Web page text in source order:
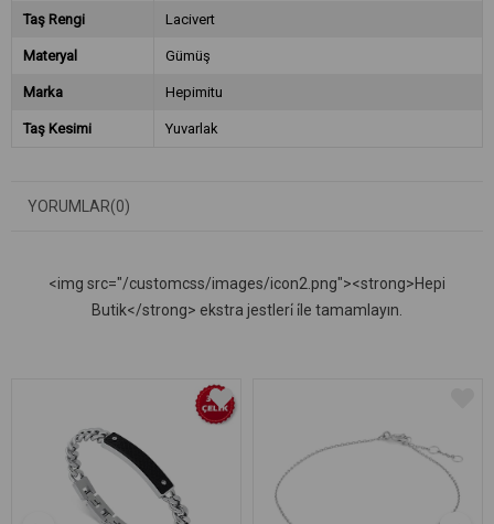
Taş Rengi Lacivert
Materyal Gümüş
Marka Hepimitu
Taş Kesimi Yuvarlak
YORUMLAR(0)
<img src="/customcss/images/icon2.png"><strong>Hepi
Butik</strong> ekstra jestleri̇ i̇le tamamlayın.